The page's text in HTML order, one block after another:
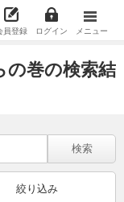
員登録 ログイン メニュー
巻の検索結
検索
絞り込み